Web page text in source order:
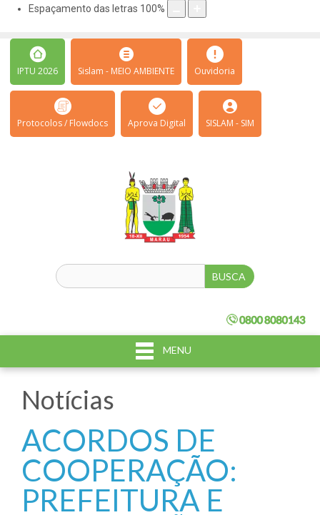
Espaçamento das letras 100%
IPTU 2026 Sislam - MEIO AMBIENTE Ouvidoria
Protocolos / Flowdocs Aprova Digital SISLAM - SIM
MENU
Notícias
ACORDOS DE
COOPERAÇÃO:
PREFEITURA E